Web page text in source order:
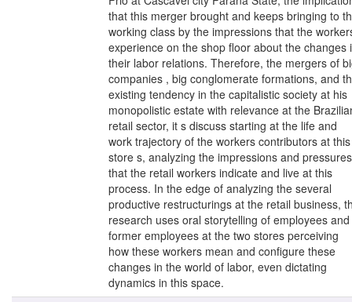
that this merger brought and keeps bringing to
working class by the impressions that the
experience on the shop floor about the changes
their labor relations. Therefore, the mergers of
companies , big conglomerate formations, and
existing tendency in the capitalistic society at his
monopolistic estate with relevance at the
retail sector, it s discuss starting at the life and
work trajectory of the workers contributors at this
store s, analyzing the impressions and pressures
that the retail workers indicate and live at this
process. In the edge of analyzing the several
productive restructurings at the retail business,
research uses oral storytelling of employees and
former employees at the two stores perceiving
how these workers mean and configure these
changes in the world of labor, even dictating
dynamics in this space.